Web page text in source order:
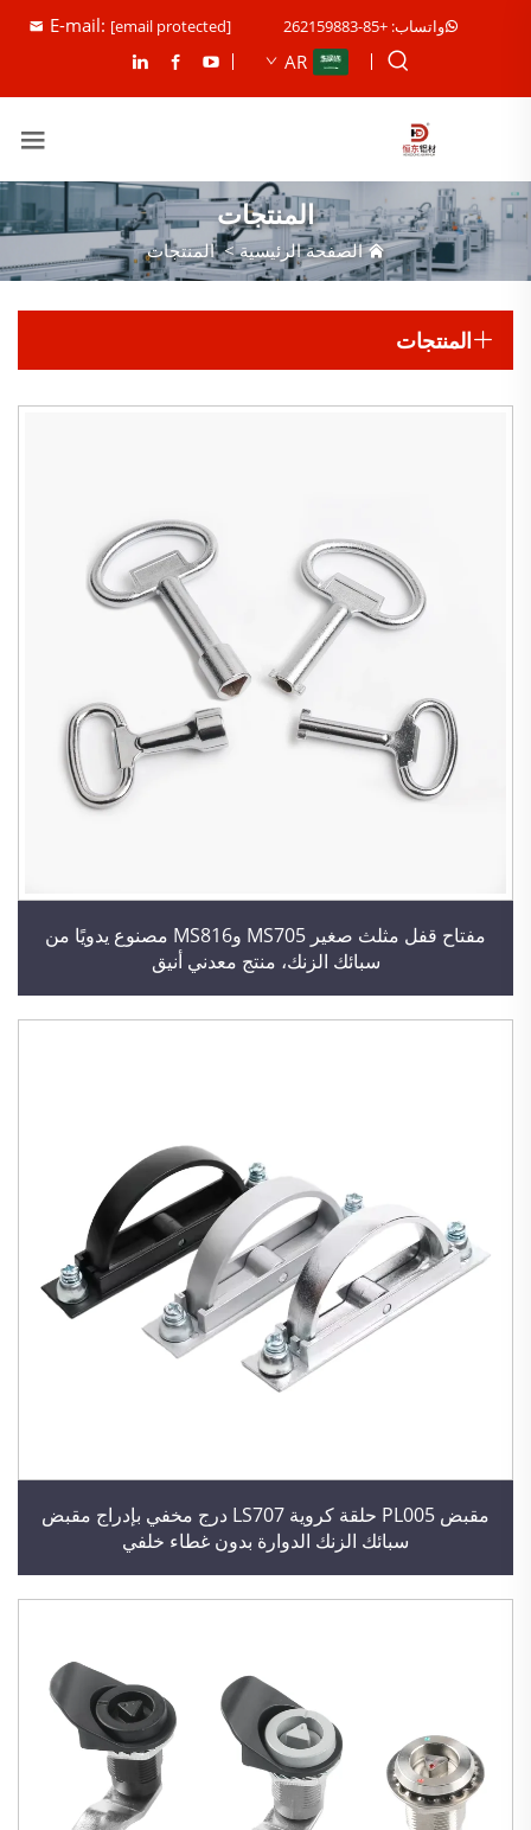
واتساب: +85-262159883 E-mail: [email protected]
AR
المنتجات
الصفحة الرئيسية>المنتجات
المنتجات
مفتاح قفل مثلث صغير MS705 وMS816 مصنوع يدويًا من
سبائك الزنك، منتج معدني أنيق
مقبض PL005 حلقة كروية LS707 درج مخفي بإدراج مقبض
سبائك الزنك الدوارة بدون غطاء خلفي